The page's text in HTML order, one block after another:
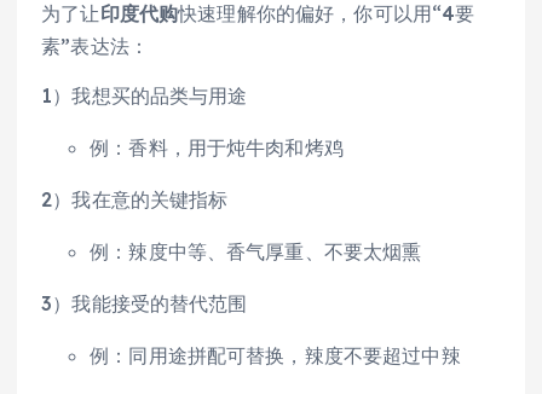
为了让印度代购快速理解你的偏好，你可以用“4要
素”表达法：
1）我想买的品类与用途
例：香料，用于炖牛肉和烤鸡
2）我在意的关键指标
例：辣度中等、香气厚重、不要太烟熏
3）我能接受的替代范围
例：同用途拼配可替换，辣度不要超过中辣